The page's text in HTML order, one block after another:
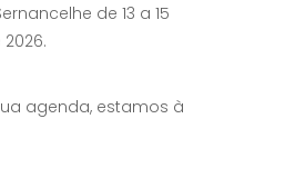
de 13 a 15
agenda, estamos à